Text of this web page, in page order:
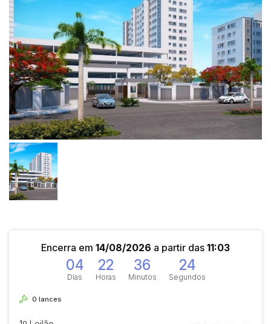
Encerra em 14/08/2026 a partir das 11:03
04
Dias
22
Horas
36
Minutos
24
Segundos
0 lances